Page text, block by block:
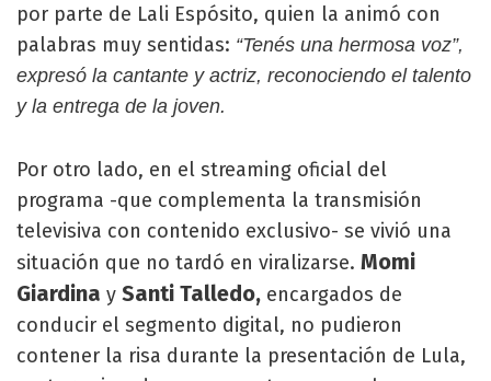
por parte de Lali Espósito, quien la animó con
palabras muy sentidas: “Tenés una hermosa voz”,
expresó la cantante y actriz, reconociendo el talento
y la entrega de la joven.
Por otro lado, en el streaming oficial del
programa -que complementa la transmisión
televisiva con contenido exclusivo- se vivió una
situación que no tardó en viralizarse. Momi
Giardina y Santi Talledo, encargados de
conducir el segmento digital, no pudieron
contener la risa durante la presentación de Lula,